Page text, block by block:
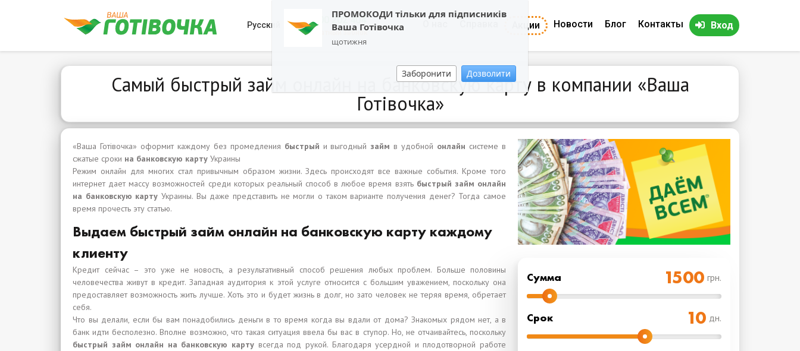
ПРОМОКОДИ тільки для підписників
Ваша Готівочка
щотижня
Заборонити Дозволити
Русский 0800 202 404
Обратный звонок
Акции Новости Блог Контакты Вход
Самый быстрый займ онлайн на банковскую карту в компании «Ваша
Готівочка»
Cумма грн.
Срок дн.
«Ваша Готівочка» оформит каждому без промедления быстрый и выгодный займ в удобной онлайн системе в
сжатые сроки на банковскую карту Украины
Режим онлайн для многих стал привычным образом жизни. Здесь происходят все важные события. Кроме того
интернет дает массу возможностей среди которых реальный способ в любое время взять быстрый займ онлайн
на банковскую карту Украины. Вы даже представить не могли о таком варианте получения денег? Тогда самое
время прочесть эту статью.
Выдаем быстрый займ онлайн на банковскую карту каждому
клиенту
Кредит сейчас – это уже не новость, а результативный способ решения любых проблем. Больше половины
человечества живут в кредит. Западная аудитория к этой услуге относится с большим уважением, поскольку она
предоставляет возможность жить лучше. Хоть это и будет жизнь в долг, но зато человек не теряя время, обретает
себя.
Что вы делали, если бы вам понадобились деньги в то время когда вы вдали от дома? Знакомых рядом нет, а в
банк идти бесполезно. Вполне возможно, что такая ситуация ввела бы вас в ступор. Но, не отчаивайтесь, поскольку
быстрый займ онлайн на банковскую карту всегда под рукой. Благодаря усердной и плодотворной работе